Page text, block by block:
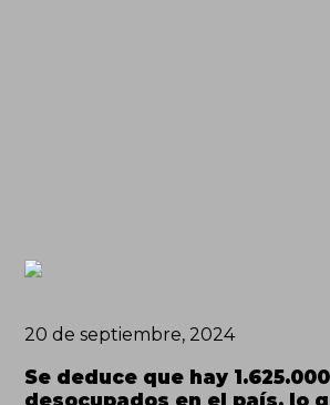
20 de septiembre, 2024
Se deduce que hay 1.625.000
desocupados en el país, lo